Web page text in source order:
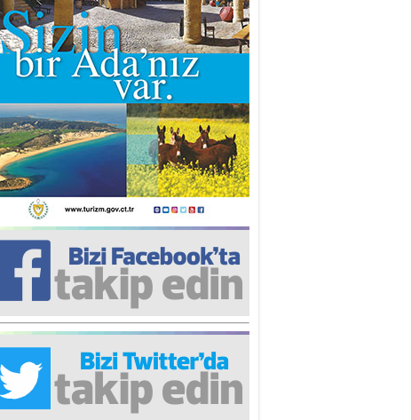
SURLAR İÇİ’NDE KOLAYDIR ÖLMEK
Ediz TUNCEL
Göz göre göre…
Taner ULUTAŞ
İnşallah St. Lois ile Hakkaido
Adası gibi olmayız !...
Ali KİŞMİR
FIRSAT VE KORKU
Turgut ÇALICI
İki Lakırdı da benden!
Yrd. Doç. Ercan HOŞKARA
Yatırım Yapmazsan Var Olamazsın:
Hedefteki Kurum Kıb-Tek
Rana Sarro
Başıma gelen skandal olayı